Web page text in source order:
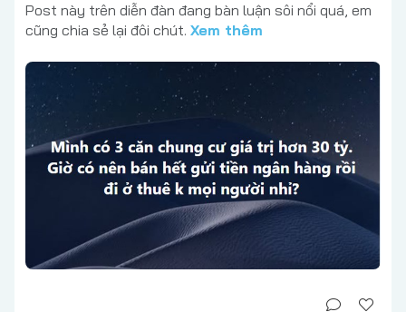
Post này trên diễn đàn đang bàn luận sôi nổi quá, em
cũng chia sẻ lại đôi chút. Xem thêm